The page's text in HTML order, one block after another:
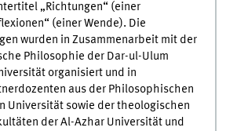
„Richtungen“ (einer
(einer Wende). Die
wurden in Zusammenarbeit mit der
Philosophie der Dar-ul-Ulum
organisiert und in
aus der Philosophischen
Universität sowie der theologischen
der Al-Azhar Universität und